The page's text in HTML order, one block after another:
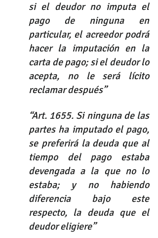
si el deudor no imputa el
pago de ninguna en
particular, el acreedor podrá
hacer la imputación en la
carta de pago; si el deudor lo
acepta, no le será lícito
reclamar después”
“Art. 1655. Si ninguna de las
partes ha imputado el pago,
se preferirá la deuda que al
tiempo del pago estaba
devengada a la que no lo
estaba; y no habiendo
diferencia bajo este
respecto, la deuda que el
deudor eligiere”